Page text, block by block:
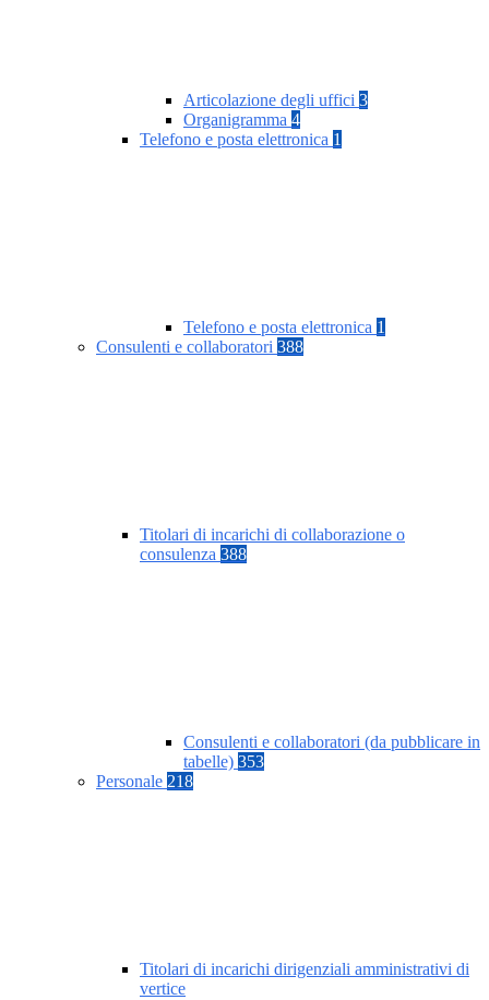
Articolazione degli uffici 3
Organigramma 4
Telefono e posta elettronica 1
Telefono e posta elettronica 1
Consulenti e collaboratori 388
Titolari di incarichi di collaborazione o
consulenza 388
Consulenti e collaboratori (da pubblicare in
tabelle) 353
Personale 218
Titolari di incarichi dirigenziali amministrativi di
vertice